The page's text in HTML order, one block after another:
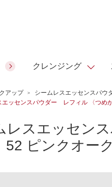
クレンジング
オイル
ト ギフ
ドレ
ル
ア
ベー
ビュ
アップ
シームレスエッセンスパ
エッセンスパウダー レフィル 〈つめ
レスエッセン
ピンクオー